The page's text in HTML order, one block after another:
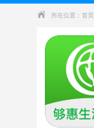
所在位置： 首页